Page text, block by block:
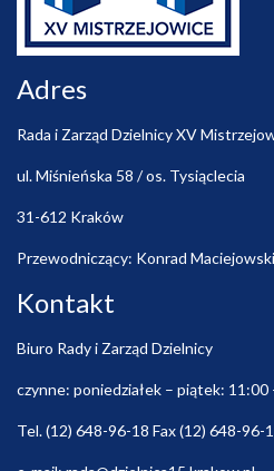
Adres
Rada i Zarząd Dzielnicy XV
ul. Miśnieńska 58 / os. Tysiąclecia
31-612 Kraków
Przewodniczący: Konrad Maciejowski
Kontakt
Biuro Rady i Zarząd Dzielnicy
czynne: poniedziałek – piątek: 11:00
Tel. (12) 648-96-18 Fax (12) 648-96-